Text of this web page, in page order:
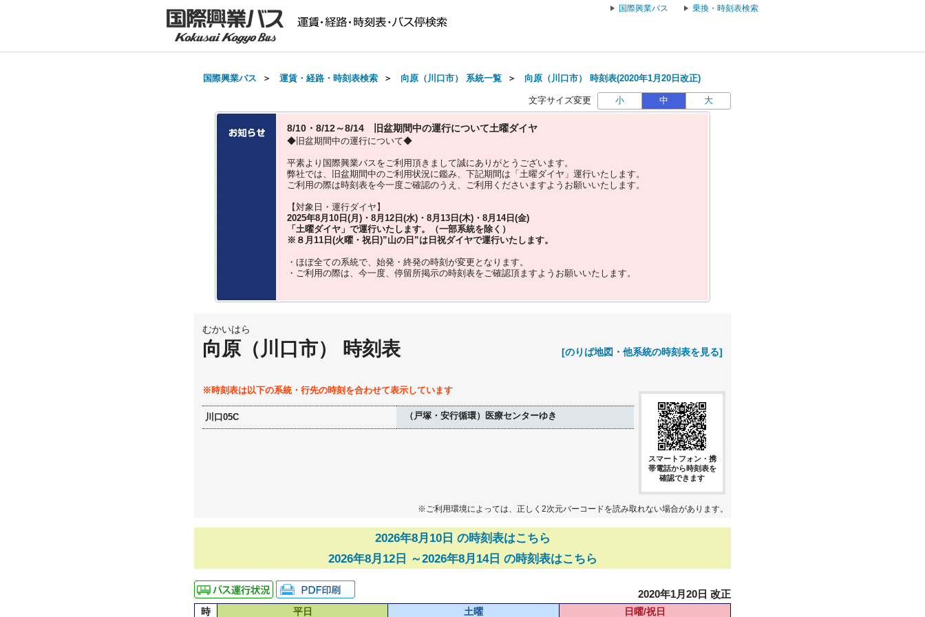
国際興業バス 乗換・時刻表検索
国際興業バス ＞ 運賃・経路・時刻表検索 ＞ 向原（川口市） 系統一覧 ＞ 向原（川口市） 時刻表(2020年1月20日改正)
文字サイズ変更 小 中 大
8/10・8/12～8/14 旧盆期間中の運行について土曜ダイヤ
◆旧盆期間中の運行について◆
平素より国際興業バスをご利用頂きまして誠にありがとうございます。
弊社では、旧盆期間中のご利用状況に鑑み、下記期間は「土曜ダイヤ」運行いたします。
ご利用の際は時刻表を今一度ご確認のうえ、ご利用くださいますようお願いいたします。
【対象日・運行ダイヤ】
2025年8月10日(月)・8月12日(水)・8月13日(木)・8月14日(金)
「土曜ダイヤ」 で運行いたします。（一部系統を除く）
※８月11日(火曜・祝日)”山の日 ”は 日祝ダイヤで運行いたします。
・ほぼ全ての系統で、始発・終発の時刻が変更となります。
・ご利用の際は、今一度、 停留所掲示の時刻表をご確認頂ますようお願いいたします。
むかいはら
向原（川口市） 時刻表 [のりば地図・他系統の時刻表を見る]
※時刻表は以下の系統・行先の時刻を合わせて表示しています
川口05C （戸塚・安行循環）医療センターゆき
スマートフォン・携
帯電話から時刻表を
確認できます
※ご利用環境によっては、正しく2次元バーコードを読み取れない場合があります。
2026年8月10日 の時刻表はこちら
2026年8月12日 ～2026年8月14日 の時刻表はこちら
2020年1月20日 改正
時 平日 土曜 日曜/祝日